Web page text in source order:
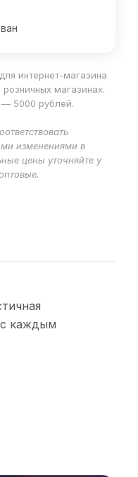
интернет-магазина
магазинах.
5000 рублей.
изменениями в
цены уточняйте у
с каждым